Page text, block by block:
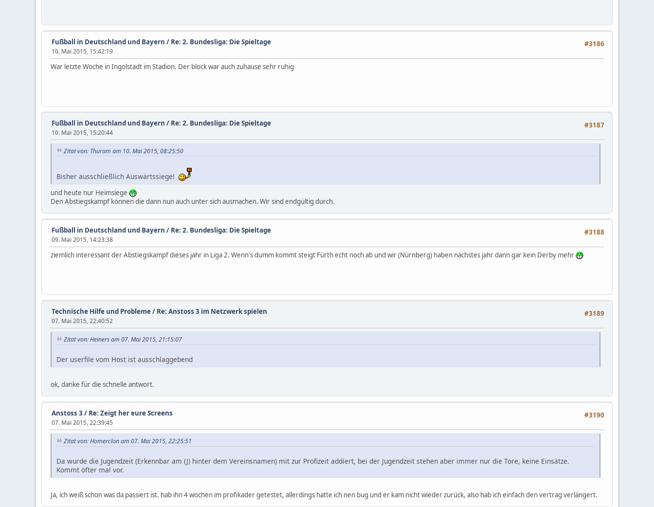
#3186
Fußball in Deutschland und Bayern / Re: 2. Bundesliga: Die Spieltage
10. Mai 2015, 15:42:19
War letzte Woche in Ingolstadt im Stadion. Der block war auch zuhause sehr ruhig
#3187
Fußball in Deutschland und Bayern / Re: 2. Bundesliga: Die Spieltage
10. Mai 2015, 15:20:44
Zitat von: Thuram am 10. Mai 2015, 08:25:50
Bisher ausschließlich Auswärtssiege!
und heute nur Heimsiege
Den Abstiegskampf können die dann nun auch unter sich ausmachen. Wir sind endgültig durch.
#3188
Fußball in Deutschland und Bayern / Re: 2. Bundesliga: Die Spieltage
09. Mai 2015, 14:23:38
ziemlich interessant der Abstiegskampf dieses jahr in Liga 2. Wenn's dumm kommt steigt Fürth echt noch ab und wir (Nürnberg) haben nächstes jahr dann gar kein Derby mehr
#3189
Technische Hilfe und Probleme/ Re: Anstoss 3 im Netzwerk spielen
07. Mai 2015, 22:40:52
Zitat von: Heiners am 07. Mai 2015, 21:15:07
Der userfile vom Host ist ausschlaggebend
ok, danke für die schnelle antwort.
#3190
Anstoss 3 / Re: Zeigt her eure Screens
07. Mai 2015, 22:39:45
Zitat von: Homerclon am 07. Mai 2015, 22:25:51
Da wurde die Jugendzeit (Erkennbar am (J) hinter dem Vereinsnamen) mit zur Profizeit addiert, bei der Jugendzeit stehen aber immer nur die Tore, keine Einsätze.
Kommt öfter mal vor.
Ja, ich weiß schon was da passiert ist. hab ihn 4 wochen im profikader getestet, allerdings hatte ich nen bug und er kam nicht wieder zurück, also hab ich einfach den vertrag verlängert.